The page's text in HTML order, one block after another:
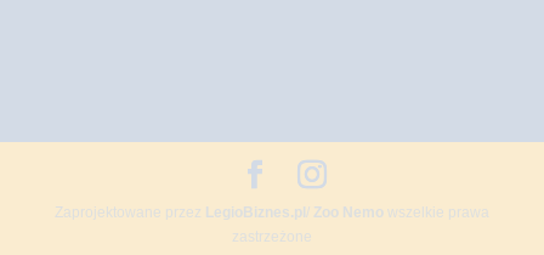
Zaprojektowane przez LegioBiznes.pl/ Zoo Nemowszelkie prawa
zastrzeżone